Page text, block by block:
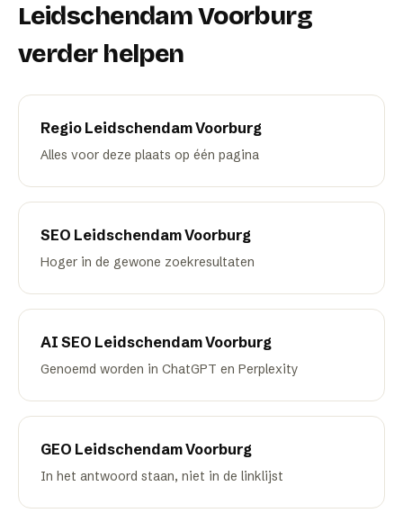
Leidschendam Voorburg
verder helpen
Regio Leidschendam Voorburg
Alles voor deze plaats op één pagina
SEO Leidschendam Voorburg
Hoger in de gewone zoekresultaten
AI SEO Leidschendam Voorburg
Genoemd worden in ChatGPT en Perplexity
GEO Leidschendam Voorburg
In het antwoord staan, niet in de linklijst